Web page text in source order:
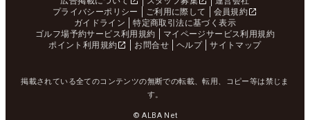
プライバシーポリシー
ご利用に際して
会員規約
ガイドライン
特定商取引法に基づく表示
ゴルフ場予約サービス利用規約
マイページサービス利用規約
ポイント利用規約
お問合せ ヘルプ サイトマップ
掲載されている全てのコンテンツの無断での転載、転用、コピー等は禁じま
す。
© ALBA Net